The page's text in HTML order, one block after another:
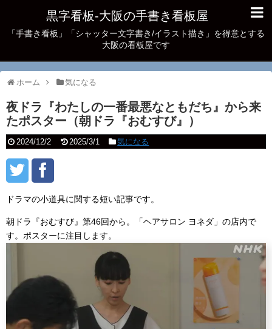
黒字看板‐大阪の手書き看板屋
「手書き看板」「シャッター文字書き/イラスト描き」を得意とする
大阪の看板屋です
ホーム 気になる
夜ドラ『わたしの一番最悪なともだち』から来
たポスター（朝ドラ『おむすび』）
2024/12/2 2025/3/1 気になる
ドラマの小道具に関する短い記事です。
朝ドラ『おむすび』第46回から。「ヘアサロン ヨネダ」の店内で
す。ポスターに注目します。